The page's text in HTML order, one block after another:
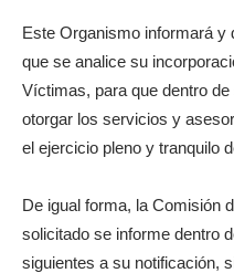
Este Organismo informará y
que se analice su
Víctimas, para que dentro
otorgar los servicios y
el ejercicio pleno y tranquilo
De igual forma, la Comisión
solicitado se informe dentro
siguientes a su notificación,